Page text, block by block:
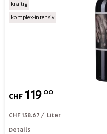
kräftig
komplex-intensiv
CHF 119 00
CHF 158.67/ Liter
Details